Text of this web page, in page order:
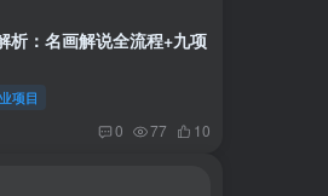
析：名画解说全流程+九项
项目
0 77 10